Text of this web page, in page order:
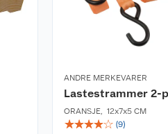
ANDRE MERKEVARER
Lastestrammer 2-
ORANSJE 12x7x5 CM
☆☆☆☆☆ (9)